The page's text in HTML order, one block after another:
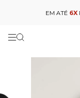
EM ATÉ 6X